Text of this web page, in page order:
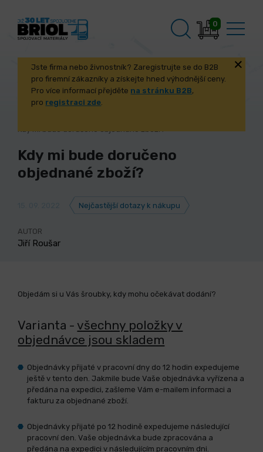
0
Jste firma nebo živnostník? Zaregistrujte se do B2B
pro firemní zákazníky a získejte hned výhodnější ceny.
Pro více informací přejděte na stránku B2B,
pro registraci zde.
Kdy mi bude doručeno objednané zboží?
Kdy mi bude doručeno
objednané zboží?
Nejčastější dotazy k nákupu
AUTOR
Jiří Roušar
Objedám si u Vás šroubky, kdy mohu očekávat dodání?
Varianta - všechny položky v
objednávce jsou skladem
Objednávky přijaté v pracovní dny do 12 hodin expedujeme
ještě v tento den. Jakmile bude Vaše objednávka vyřízena a
předána na expedici, zašleme Vám e-mailem informaci a
fakturu za objednané zboží.
Objednávky přijaté po 12 hodině expedujeme následující
pracovní den. Vaše objednávka bude zpracována a
předána na expedici v následujícím pracovním dni.